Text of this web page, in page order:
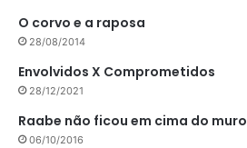
O corvo e a raposa
28/08/2014
Envolvidos X Comprometidos
28/12/2021
Raabe não ficou em cima do muro
06/10/2016